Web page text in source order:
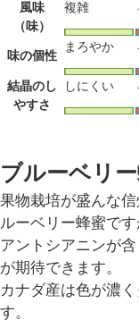
風味
（味）
複雑
味の個性
まろやか
結晶のし
やすさ
しにくい
ブルーベリ
果物栽培が盛んな
ルーベリー蜂蜜で
アントシアニンが
が期待できます。
カナダ産は色が濃
す。